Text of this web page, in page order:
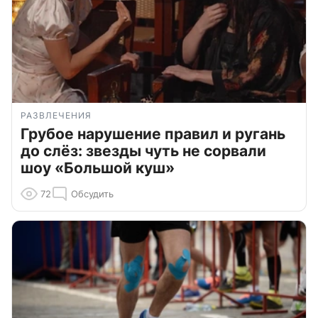
РАЗВЛЕЧЕНИЯ
Грубое нарушение правил и ругань
до слёз: звезды чуть не сорвали
шоу «Большой куш»
72 Обсудить